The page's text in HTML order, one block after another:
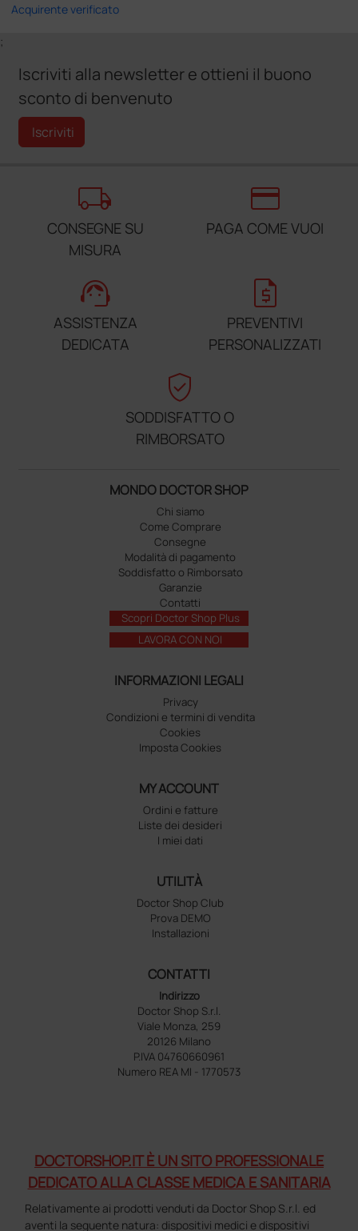
Acquirente verificato
;
Iscriviti alla newsletter e ottieni il buono
sconto di benvenuto
Iscriviti
local_shipping
CONSEGNE SU
MISURA
credit_card
PAGA COME VUOI
support_agent
ASSISTENZA
DEDICATA
request_quote
PREVENTIVI
PERSONALIZZATI
verified_user
SODDISFATTO O
RIMBORSATO
MONDO DOCTOR SHOP
Chi siamo
Come Comprare
Consegne
Modalità di pagamento
Soddisfatto o Rimborsato
Garanzie
Contatti
Scopri Doctor Shop Plus
LAVORA CON NOI
INFORMAZIONI LEGALI
Privacy
Condizioni e termini di vendita
Cookies
Imposta Cookies
MY ACCOUNT
Ordini e fatture
Liste dei desideri
I miei dati
UTILITÀ
Doctor Shop Club
Prova DEMO
Installazioni
CONTATTI
Indirizzo
Doctor Shop S.r.l.
Viale Monza, 259
20126 Milano
P.IVA 04760660961
Numero REA MI - 1770573
DOCTORSHOP.IT È UN SITO PROFESSIONALE
DEDICATO ALLA CLASSE MEDICA E SANITARIA
Relativamente ai prodotti venduti da Doctor Shop S.r.l. ed
aventi la seguente natura: dispositivi medici e dispositivi